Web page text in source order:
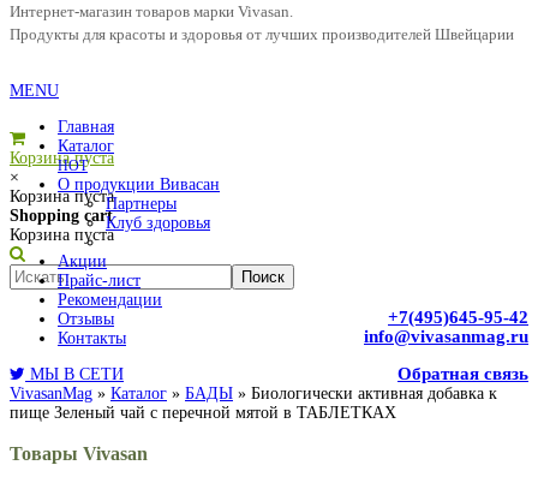
Интернет-магазин товаров марки Vivasan.
Продукты для красоты и здоровья от лучших производителей Швейцарии
Корзина пуста
×
Корзина пуста
Shopping cart
Корзина пуста
+7(495)645-95-42
info@vivasanmag.ru
Обратная связь
MENU
Главная
Каталог
HOT
О продукции Вивасан
Партнеры
Клуб здоровья
Акции
Прайс-лист
Рекомендации
Отзывы
Контакты
МЫ В СЕТИ
VivasanMag » Каталог » БАДЫ » Биологически активная добавка к
пище Зеленый чай с перечной мятой в ТАБЛЕТКАХ
Товары Vivasan